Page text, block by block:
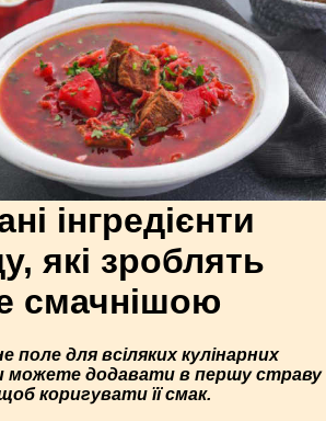
інгредієнти
які зроблять
смачнішою
поле для всіляких кулінарних
можете додавати в першу страву
коригувати її смак.